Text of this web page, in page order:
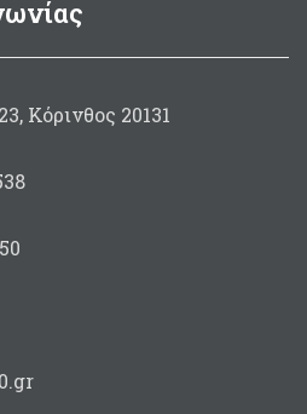
Κόρινθος 20131